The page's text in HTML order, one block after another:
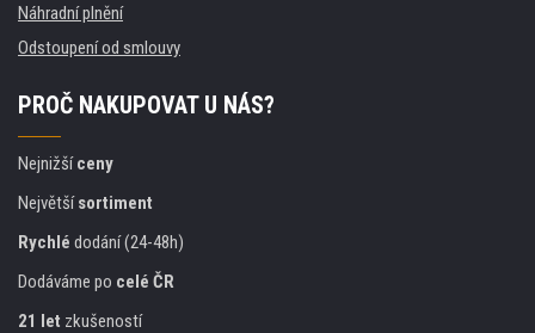
Náhradní plnění
Odstoupení od smlouvy
PROČ NAKUPOVAT U NÁS?
Nejnižšíceny
Největšísortiment
Rychlé dodání (24-48h)
Dodáváme po celé ČR
21 let zkušeností